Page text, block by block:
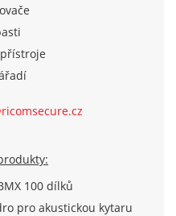
100 dílků
pro akustickou kytaru